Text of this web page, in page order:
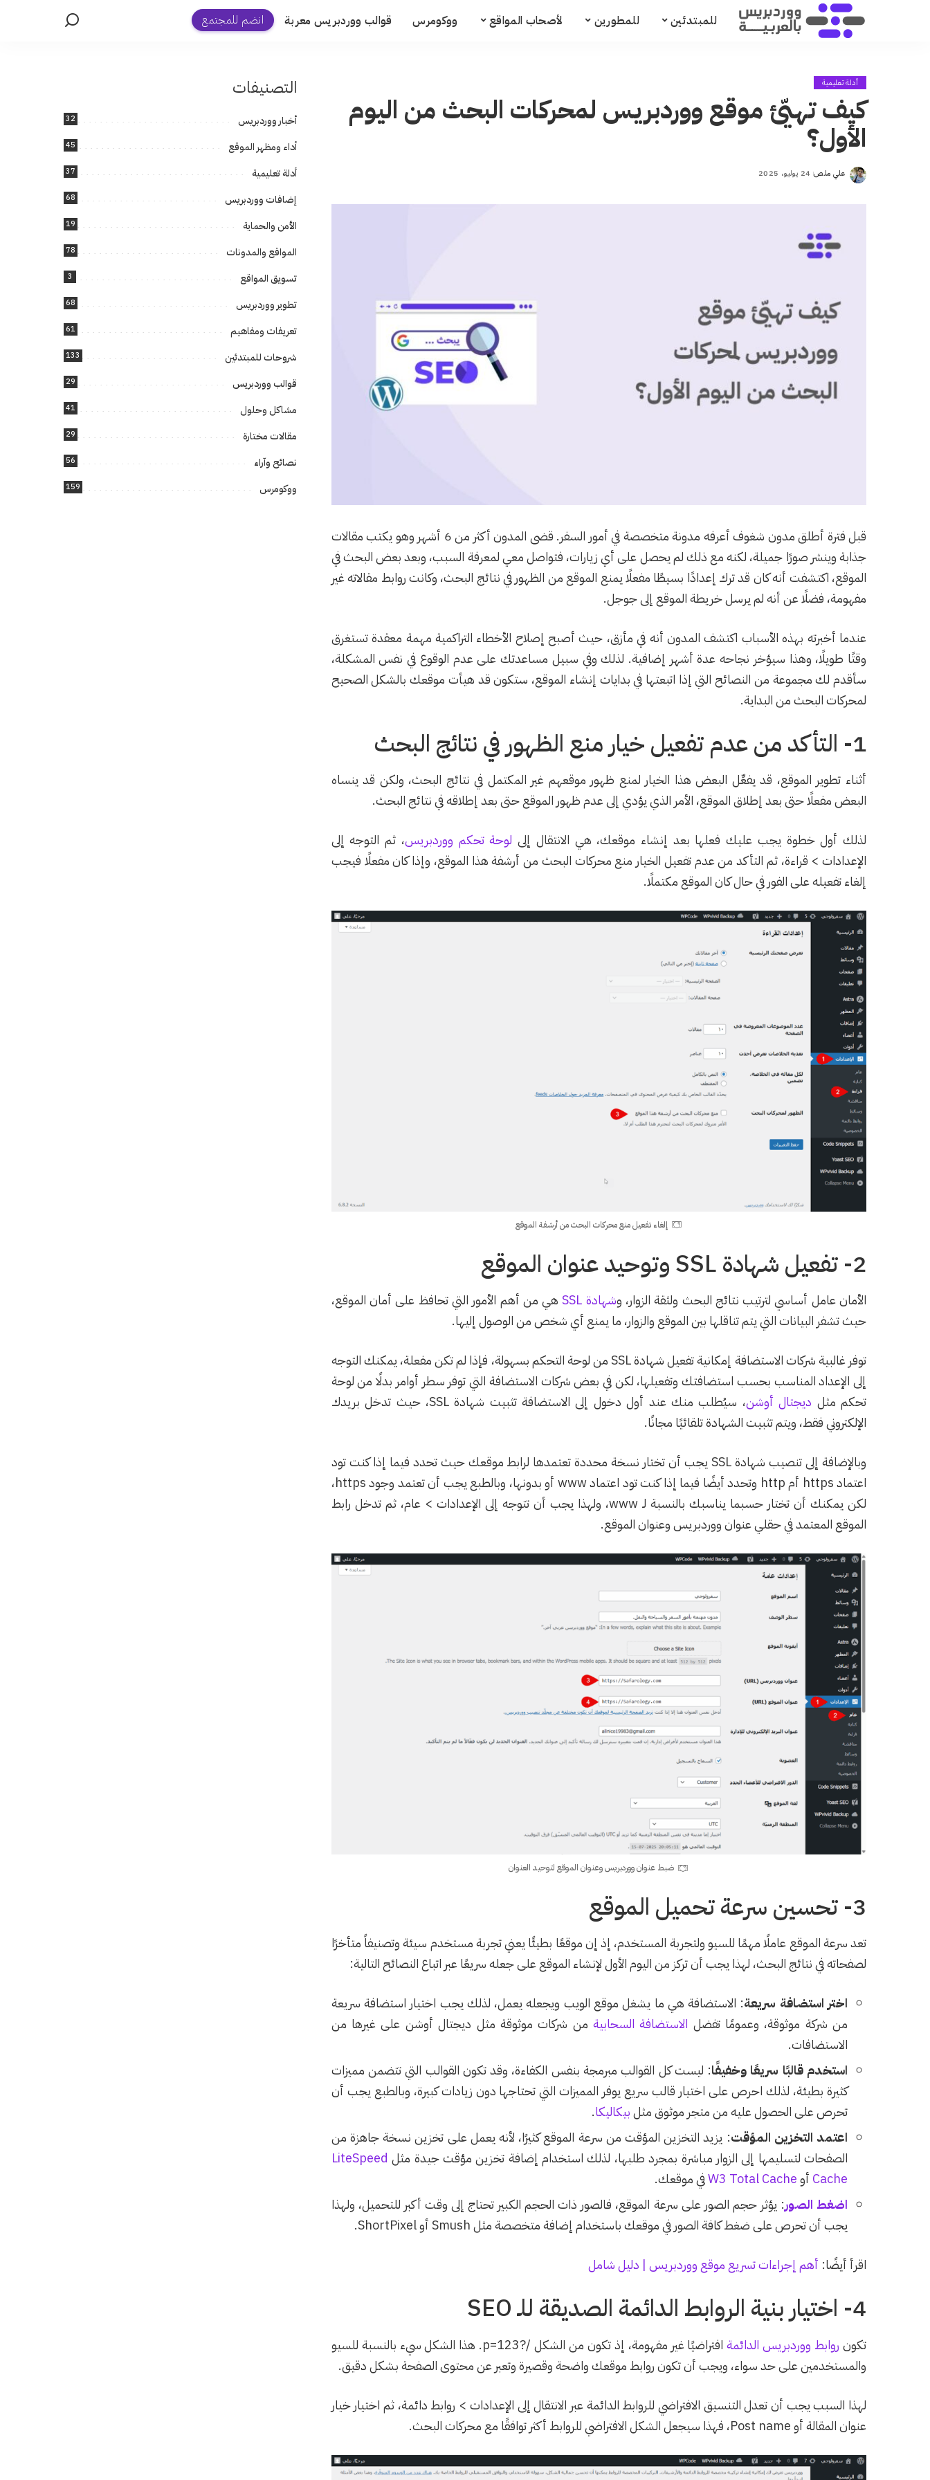
للمبتدئين للمطورين لأصحاب المواقع ووكومرس قوالب ووردبريس معربة انضم للمجتمع
أدلة تعليمية
كيف تهيّئ موقع ووردبريس لمحركات البحث من اليوم
الأول؟
Posted
علي ملص 24 يوليو، 2025
قبل فترة أطلق مدون شغوف أعرفه مدونة متخصصة في أمور السفر. قضى المدون أكثر من 6 أشهر وهو يكتب مقالات
جذابة وينشر صورًا جميلة، لكنه مع ذلك لم يحصل على أي زيارات، فتواصل معي لمعرفة السبب، وبعد بعض البحث في
الموقع، اكتشفت أنه كان قد ترك إعدادًا بسيطًا مفعلًا يمنع الموقع من الظهور في نتائج البحث، وكانت روابط مقالاته غير
مفهومة، فضلًا عن أنه لم يرسل خريطة الموقع إلى جوجل.
عندما أخبرته بهذه الأسباب اكتشف المدون أنه في مأزق، حيث أصبح إصلاح الأخطاء التراكمية مهمة معقدة تستغرق
وقتًا طويلًا، وهذا سيؤخر نجاحه عدة أشهر إضافية. لذلك وفي سبيل مساعدتك على عدم الوقوع في نفس المشكلة،
سأقدم لك مجموعة من النصائح التي إذا اتبعتها في بدايات إنشاء الموقع، ستكون قد هيأت موقعك بالشكل الصحيح
لمحركات البحث من البداية.
1- التأكد من عدم تفعيل خيار منع الظهور في نتائج البحث
أثناء تطوير الموقع، قد يفعِّل البعض هذا الخيار لمنع ظهور موقعهم غير المكتمل في نتائج البحث، ولكن قد ينساه
البعض مفعلًا حتى بعد إطلاق الموقع، الأمر الذي يؤدي إلى عدم ظهور الموقع حتى بعد إطلاقه في نتائج البحث.
لذلك أول خطوة يجب عليك فعلها بعد إنشاء موقعك، هي الانتقال إلى لوحة تحكم ووردبريس، ثم التوجه إلى
الإعدادات > قراءة، ثم التأكد من عدم تفعيل الخيار منع محركات البحث من أرشفة هذا الموقع، وإذا كان مفعلًا فيجب
إلغاء تفعيله على الفور في حال كان الموقع مكتملًا.
إلغاء تفعيل منع محركات البحث من أرشفة الموقع
2- تفعيل شهادة SSL وتوحيد عنوان الموقع
الأمان عامل أساسي لترتيب نتائج البحث ولثقة الزوار، وشهادة SSL
هي من أهم الأمور التي تحافظ على أمان الموقع،
حيث تشفر البيانات التي يتم تناقلها بين الموقع والزوار، ما يمنع أي شخص من الوصول إليها.
توفر غالبية شركات الاستضافة إمكانية تفعيل شهادة SSL من لوحة التحكم بسهولة، فإذا لم تكن مفعلة، يمكنك التوجه
إلى الإعداد المناسب بحسب استضافتك وتفعيلها، لكن في بعض شركات الاستضافة التي توفر سطر أوامر بدلًا من لوحة
تحكم مثل ديجتال أوشن
، سيُطلب منك عند أول دخول إلى الاستضافة تثبيت شهادة SSL، حيث تدخل بريدك
الإلكتروني فقط، ويتم تثبيت الشهادة تلقائيًا مجانًا.
وبالإضافة إلى تنصيب شهادة SSL يجب أن تختار نسخة محددة تعتمدها لرابط موقعك حيث تحدد فيما إذا كنت تود
اعتماد https أم http وتحدد أيضًا فيما إذا كنت تود اعتماد www أو بدونها، وبالطبع يجب أن تعتمد وجود https،
لكن يمكنك أن تختار حسبما يناسبك بالنسبة لـ www، ولهذا يجب أن تتوجه إلى الإعدادات > عام، ثم تدخل رابط
الموقع المعتمد في حقلي عنوان ووردبريس وعنوان الموقع.
ضبط عنوان ووردبريس وعنوان الموقع لتوحيد العنوان
3- تحسين سرعة تحميل الموقع
تعد سرعة الموقع عاملًا مهمًا للسيو ولتجربة المستخدم، إذ إن موقعًا بطيئًا يعني تجربة مستخدم سيئة وتصنيفاً متأخرًا
لصفحاته في نتائج البحث، لهذا يجب أن تركز من اليوم الأول لإنشاء الموقع على جعله سريعًا عبر اتباع النصائح التالية:
اختر استضافة سريعة: الاستضافة هي ما يشغل موقع الويب ويجعله يعمل، لذلك يجب اختيار استضافة سريعة
من شركة موثوقة، وعمومًا تفضل الاستضافة السحابية من شركات موثوقة مثل ديجتال أوشن على غيرها من
الاستضافات.
استخدم قالبًا سريعًا وخفيفًا: ليست كل القوالب مبرمجة بنفس الكفاءة، وقد تكون القوالب التي تتضمن مميزات
كثيرة بطيئة، لذلك احرص على اختيار قالب سريع يوفر المميزات التي تحتاجها دون زيادات كبيرة، وبالطبع يجب أن
تحرص على الحصول عليه من متجر موثوق مثلبيكاليكا.
اعتمد التخزين المؤقت: يزيد التخزين المؤقت من سرعة الموقع كثيرًا، لأنه يعمل على تخزين نسخة جاهزة من
الصفحات لتسليمها إلى الزوار مباشرة بمجرد طلبها، لذلك استخدام إضافة تخزين مؤقت جيدة مثل LiteSpeed
Cache أوW3 Total Cacheفي موقعك.
اضغط الصور: يؤثر حجم الصور على سرعة الموقع، فالصور ذات الحجم الكبير تحتاج إلى وقت أكبر للتحميل، ولهذا
يجب أن تحرص على ضغط كافة الصور في موقعك باستخدام إضافة متخصصة مثل Smush أو ShortPixel.
اقرأ أيضًا: أهم إجراءات تسريع موقع ووردبريس | دليل شامل
4- اختيار بنية الروابط الدائمة الصديقة للـ SEO
تكون روابط ووردبريس الدائمة
افتراضيًا غير مفهومة، إذ تكون من الشكل /?p=123. هذا الشكل سيء بالنسبة للسيو
والمستخدمين على حد سواء، ويجب أن تكون روابط موقعك واضحة وقصيرة وتعبر عن محتوى الصفحة بشكل دقيق.
لهذا السبب يجب أن تعدل التنسيق الافتراضي للروابط الدائمة عبر الانتقال إلى الإعدادات > روابط دائمة، ثم اختيار خيار
عنوان المقالة أو Post name، فهذا سيجعل الشكل الافتراضي للروابط أكثر توافقًا مع محركات البحث.
التصنيفات
أخبار ووردبريس 32
أداء ومظهر الموقع 45
أدلة تعليمية 37
إضافات ووردبريس 68
الأمن والحماية 19
المواقع والمدونات 78
تسويق المواقع 3
تطوير ووردبريس 68
تعريفات ومفاهيم 61
شروحات للمبتدئين 133
قوالب ووردبريس 29
مشاكل وحلول 41
مقالات مختارة 29
نصائح وآراء 56
ووكومرس 159